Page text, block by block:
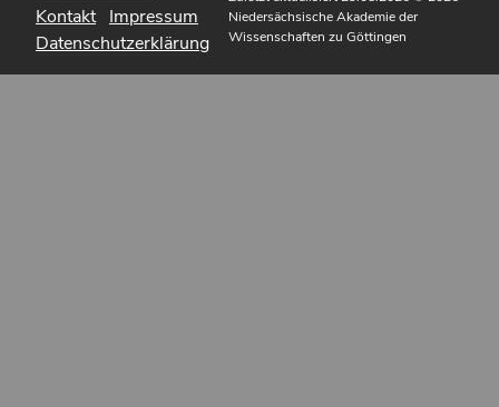
Kontakt Impressum
Datenschutzerklärung
Niedersächsische Akademie der
Wissenschaften zu Göttingen